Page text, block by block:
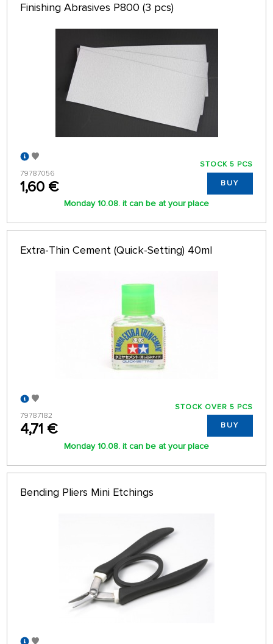
Finishing Abrasives P800 (3 pcs)
79787056
1,60 €
STOCK 5 PCS
BUY
Monday 10.08. it can be at your place
Extra-Thin Cement (Quick-Setting) 40ml
79787182
4,71 €
STOCK OVER 5 PCS
BUY
Monday 10.08. it can be at your place
Bending Pliers Mini Etchings